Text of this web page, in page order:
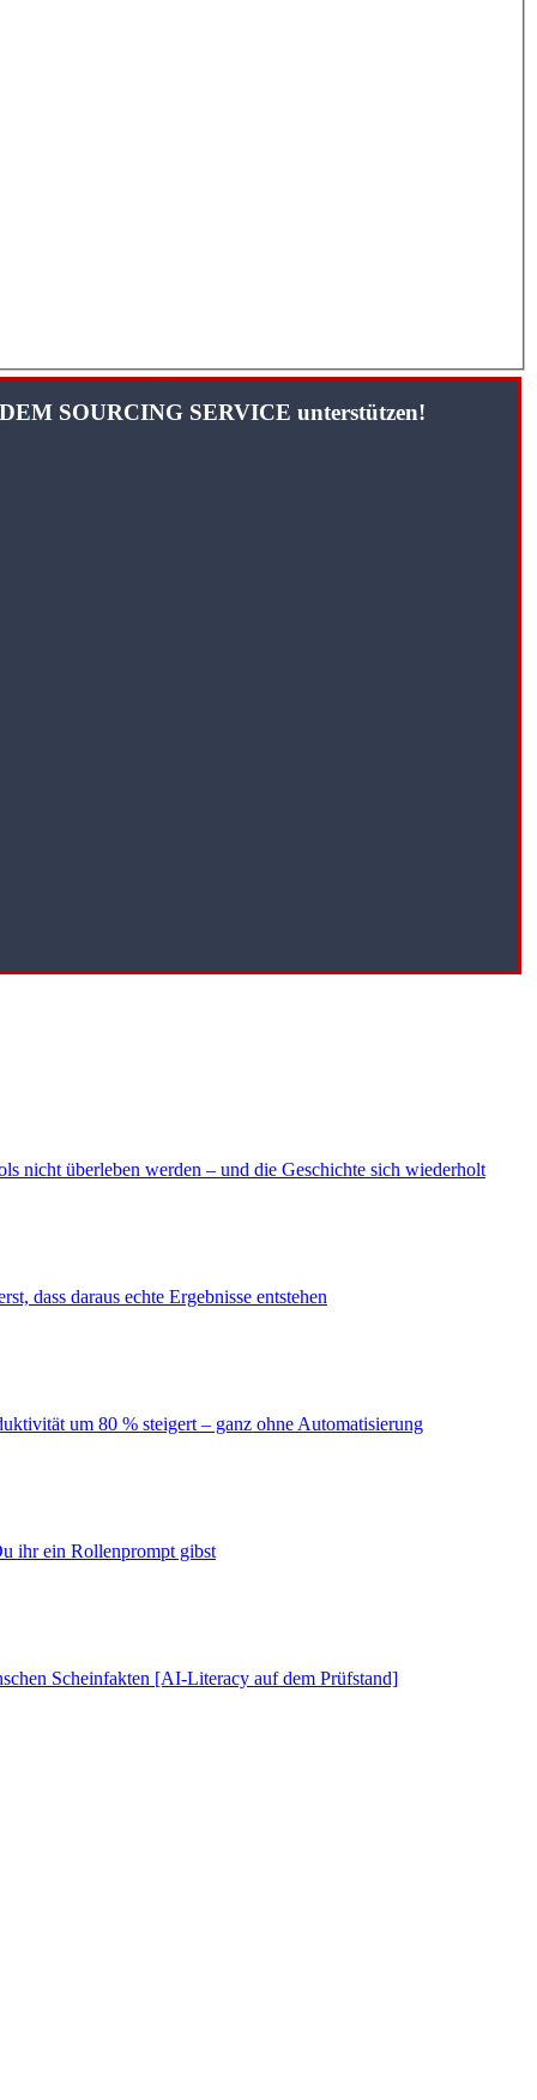
SOURCING SERVICE unterstützen!
nicht überleben werden – und die Geschichte sich wiederholt
dass daraus echte Ergebnisse entstehen
um 80 % steigert – ganz ohne Automatisierung
ihr ein Rollenprompt gibst
Scheinfakten [AI-Literacy auf dem Prüfstand]